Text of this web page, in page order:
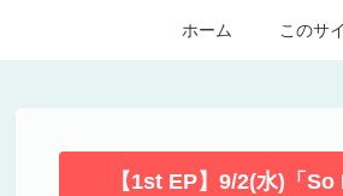
ホーム このサ
【1st EP】9/2(水)「